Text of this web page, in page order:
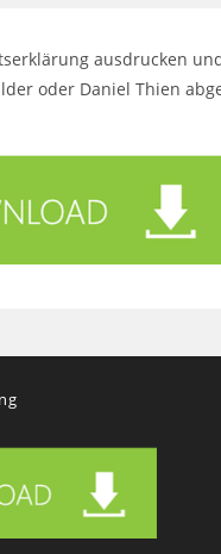
ausdrucken
oder Daniel Thien